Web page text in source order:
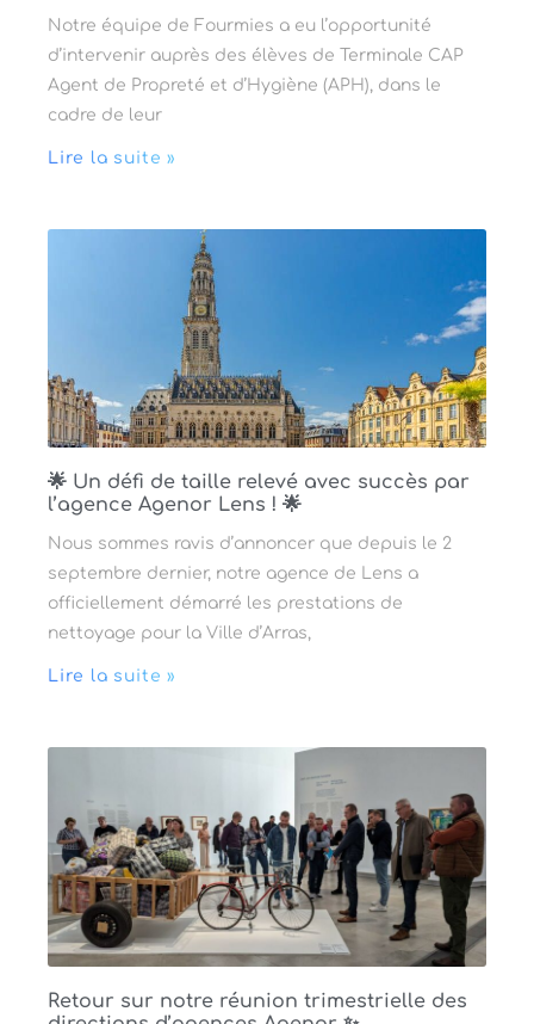
Notre équipe de Fourmies a eu l’opportunité
d’intervenir auprès des élèves de Terminale CAP
Agent de Propreté et d’Hygiène (APH), dans le
cadre de leur
Lire la suite »
🌟 Un défi de taille relevé avec succès par
l’agence Agenor Lens ! 🌟
Nous sommes ravis d’annoncer que depuis le 2
septembre dernier, notre agence de Lens a
officiellement démarré les prestations de
nettoyage pour la Ville d’Arras,
Lire la suite »
Retour sur notre réunion trimestrielle des